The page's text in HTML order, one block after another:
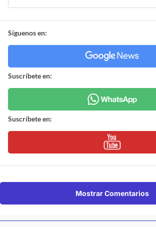
Síguenos en:
Suscríbete en:
Suscríbete en:
Mostrar Comentarios